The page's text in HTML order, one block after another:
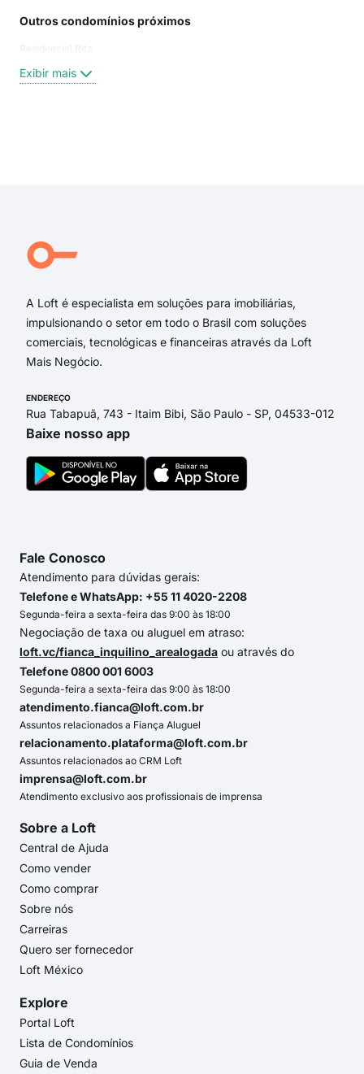
Outros condomínios próximos
Residencial Ritz
Exibir mais
A Loft é especialista em soluções para imobiliárias,
impulsionando o setor em todo o Brasil com soluções
comerciais, tecnológicas e financeiras através da Loft
Mais Negócio.
ENDEREÇO
Rua Tabapuã, 743 - Itaim Bibi, São Paulo - SP, 04533-012
Baixe nosso app
Fale Conosco
Atendimento para dúvidas gerais:
Telefone e WhatsApp: +55 11 4020-2208
Segunda-feira a sexta-feira das 9:00 às 18:00
Negociação de taxa ou aluguel em atraso:
loft.vc/fianca_inquilino_arealogada ou através do
Telefone 0800 001 6003
Segunda-feira a sexta-feira das 9:00 às 18:00
atendimento.fianca@loft.com.br
Assuntos relacionados a Fiança Aluguel
relacionamento.plataforma@loft.com.br
Assuntos relacionados ao CRM Loft
imprensa@loft.com.br
Atendimento exclusivo aos profissionais de imprensa
Sobre a Loft
Central de Ajuda
Como vender
Como comprar
Sobre nós
Carreiras
Quero ser fornecedor
Loft México
Explore
Portal Loft
Lista de Condomínios
Guia de Venda